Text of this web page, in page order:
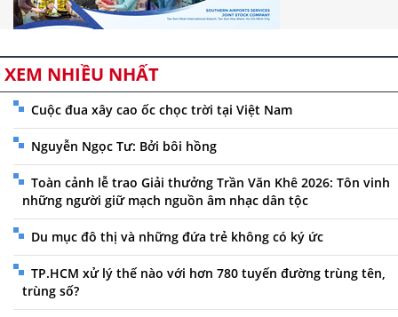
XEM NHIỀU NHẤT
Cuộc đua xây cao ốc chọc trời tại Việt Nam
Nguyễn Ngọc Tư: Bởi bôi hồng
Toàn cảnh lễ trao Giải thưởng Trần Văn Khê 2026: Tôn vinh
những người giữ mạch nguồn âm nhạc dân tộc
Du mục đô thị và những đứa trẻ không có ký ức
TP.HCM xử lý thế nào với hơn 780 tuyến đường trùng tên,
trùng số?